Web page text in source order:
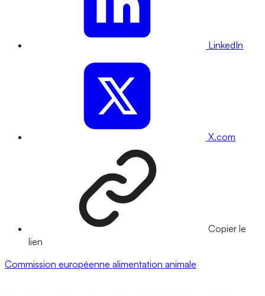
LinkedIn
X.com
Copier le
lien
Commission européenne alimentation animale